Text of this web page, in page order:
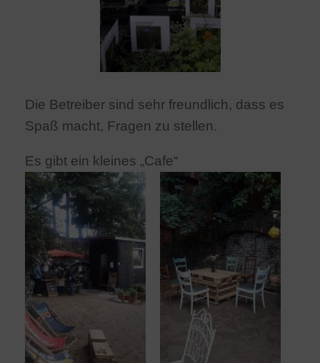
Die Betreiber sind sehr freundlich, dass es
Spaß macht, Fragen zu stellen.
Es gibt ein kleines „Cafe“